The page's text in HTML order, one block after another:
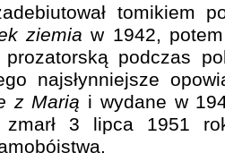
tomikiem
ziemia w 1942,
podczas
najsłynniejsze
z Marią i wydane w
3 lipca 1951